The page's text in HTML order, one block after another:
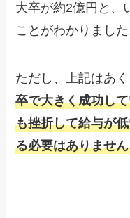
大卒が約2億円と、
ことがわかりました
ただし、上記はあ
卒で大きく成功し
も挫折して給与が
る必要はありません